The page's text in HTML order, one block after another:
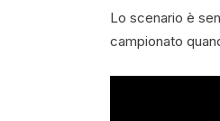
Lo scenario è
campionato